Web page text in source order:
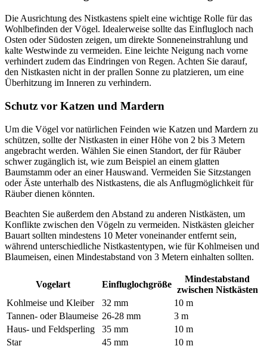
Die Ausrichtung des Nistkastens spielt eine wichtige Rolle für das
Wohlbefinden der Vögel. Idealerweise sollte das Einflugloch nach
Osten oder Südosten zeigen, um direkte Sonneneinstrahlung und
kalte Westwinde zu vermeiden. Eine leichte Neigung nach vorne
verhindert zudem das Eindringen von Regen. Achten Sie darauf,
den Nistkasten nicht in der prallen Sonne zu platzieren, um eine
Überhitzung im Inneren zu verhindern.
Schutz vor Katzen und Mardern
Um die Vögel vor natürlichen Feinden wie Katzen und Mardern zu
schützen, sollte der Nistkasten in einer Höhe von 2 bis 3 Metern
angebracht werden. Wählen Sie einen Standort, der für Räuber
schwer zugänglich ist, wie zum Beispiel an einem glatten
Baumstamm oder an einer Hauswand. Vermeiden Sie Sitzstangen
oder Äste unterhalb des Nistkastens, die als Anflugmöglichkeit für
Räuber dienen könnten.
Beachten Sie außerdem den Abstand zu anderen Nistkästen, um
Konflikte zwischen den Vögeln zu vermeiden. Nistkästen gleicher
Bauart sollten mindestens 10 Meter voneinander entfernt sein,
während unterschiedliche Nistkastentypen, wie für Kohlmeisen und
Blaumeisen, einen Mindestabstand von 3 Metern einhalten sollten.
Vogelart Einfluglochgröße
Mindestabstand
zwischen Nistkästen
Kohlmeise und Kleiber
32 mm
10 m
Tannen- oder Blaumeise 26-28 mm
3 m
Haus- und Feldsperling
35 mm
10 m
Star
45 mm
10 m